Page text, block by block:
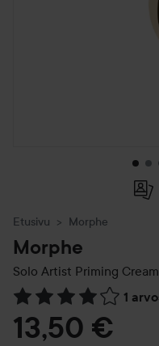
Etusivu Morphe
Morphe
Solo Artist Priming
1
Siirtyä jhk Arvosana &
13,50 €